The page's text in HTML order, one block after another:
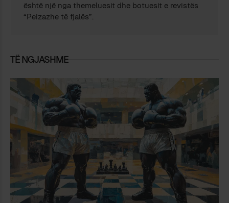
është një nga themeluesit dhe botuesit e revistës
“Peizazhe të fjalës”.
TË NGJASHME